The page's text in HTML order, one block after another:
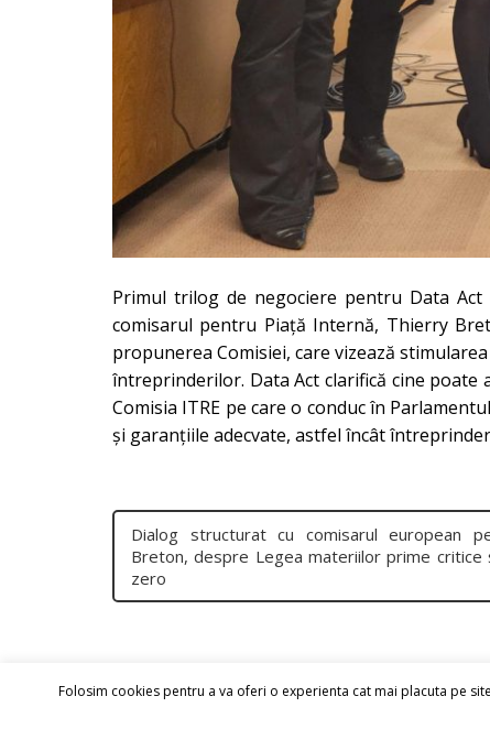
Primul trilog de negociere pentru Data Act
comisarul pentru Piață Internă, Thierry
propunerea Comisiei, care vizează
întreprinderilor. Data Act clarifică cine poate
Comisia ITRE pe care o conduc în
și garanțiile adecvate, astfel încât
Dialog structurat cu comisarul european
Breton, despre Legea materiilor prime critice
zero
Folosim cookies pentru a va oferi o experienta cat mai placuta pe